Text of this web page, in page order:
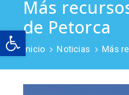
Open toolbar
Más
de Petorca
Inicio Noticias Más